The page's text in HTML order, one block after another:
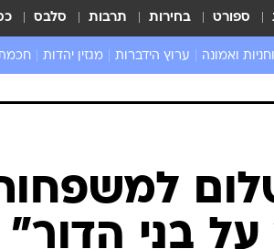
ספורט בחירות תרבות סלבס
ואמונה ערוץ הידברות מגזין יהדות
בני הדור"